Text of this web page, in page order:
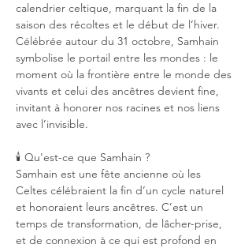
calendrier celtique, marquant la fin de la
saison des récoltes et le début de l’hiver.
Célébrée autour du 31 octobre, Samhain
symbolise le portail entre les mondes : le
moment où la frontière entre le monde des
vivants et celui des ancêtres devient fine,
invitant à honorer nos racines et nos liens
avec l’invisible.
🕯️ Qu'est-ce que Samhain ?
Samhain est une fête ancienne où les
Celtes célébraient la fin d’un cycle naturel
et honoraient leurs ancêtres. C’est un
temps de transformation, de lâcher-prise,
et de connexion à ce qui est profond en